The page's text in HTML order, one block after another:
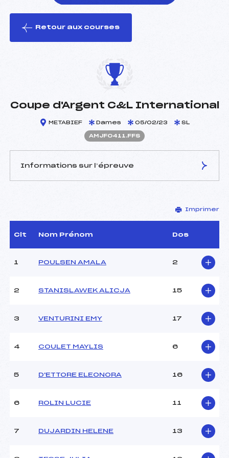
le ski
Retour aux courses
Coupe d'Argent C&L International
METABIEF Dames 05/02/23 SL
AMJF0411.FFS
Informations sur l’épreuve
MULET DOMINIQUE (MJ)
Arbitre :
–
Assistant :
Altitude arrivée :
MANCHE 1
Heure de départ :
GUILLAUME (MJ)
MESNIER (MJ)
Imprimer
Clt Nom Prénom Dos
1 POULSEN AMALA 2
2 STANISLAWEK ALICJA 15
3 VENTURINI EMY 17
4 COULET MAYLIS 6
5 D'ETTORE ELEONORA 16
6 ROLIN LUCIE 11
7 DUJARDIN HELENE 13